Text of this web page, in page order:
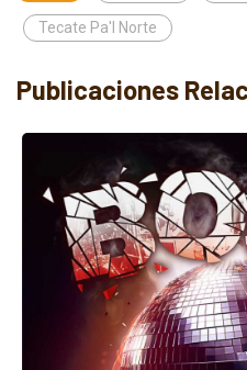
Tecate Pa'l Norte
Publicaciones